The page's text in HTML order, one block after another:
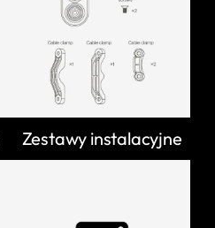
Zestawy instalacyjne